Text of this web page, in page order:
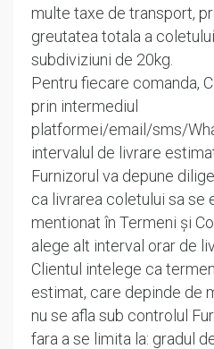
multe taxe de transport,
greutatea totala a
subdiviziuni de 20kg.
Pentru fiecare comanda,
prin intermediul
platformei/email/sms/
intervalul de livrare
Furnizorul va depune
ca livrarea coletului sa se
mentionat în Termeni și
alege alt interval orar de
Clientul intelege ca
estimat, care depinde de
nu se afla sub controlul
fara a se limita la: gradul